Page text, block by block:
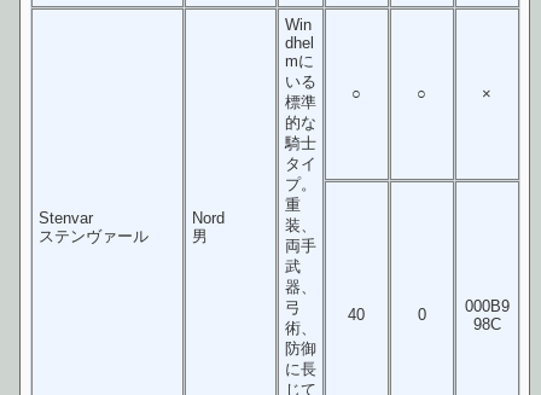
Stenvar
ステンヴァール
Nord
男
Win
dhel
mに
いる
標準
的な
騎士
タイ
プ。
重
装、
両手
武
器、
弓
術、
防御
に長
じて
○ ○ ×
40 0
000B9
98C